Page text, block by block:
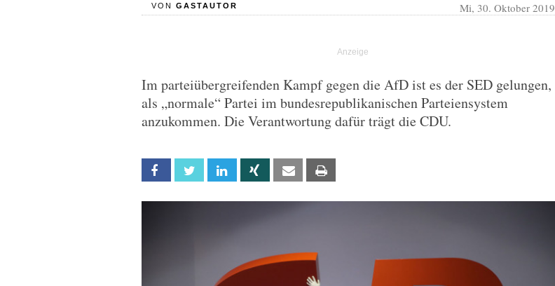
VON GASTAUTOR Mi, 30. Oktober 2019
Im parteiübergreifenden Kampf gegen die AfD ist es der SED gelungen,
als „normale“ Partei im bundesrepublikanischen Parteiensystem
anzukommen. Die Verantwortung dafür trägt die CDU.
Facebook Twitter Linkedin Xing Email